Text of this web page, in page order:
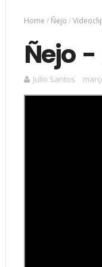
Home / Ñejo /
Ñejo
Julio Santos